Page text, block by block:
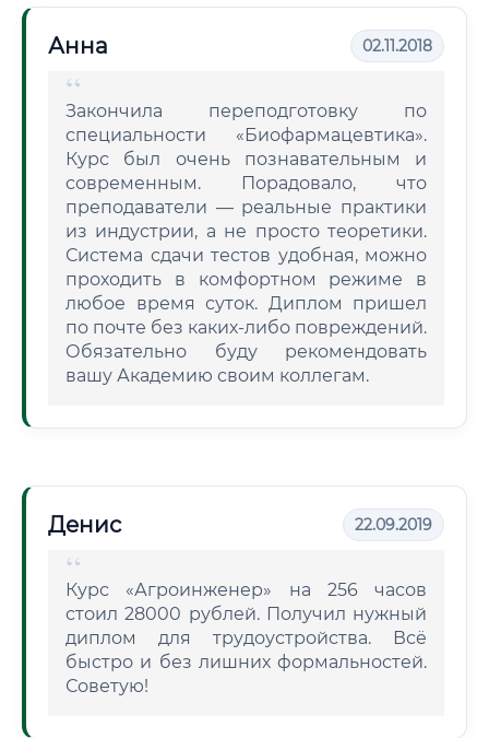
Анна 02.11.2018
Закончила переподготовку по
специальности «Биофармацевтика».
Курс был очень познавательным и
современным. Порадовало, что
преподаватели — реальные практики
из индустрии, а не просто теоретики.
Система сдачи тестов удобная, можно
проходить в комфортном режиме в
любое время суток. Диплом пришел
по почте без каких-либо повреждений.
Обязательно буду рекомендовать
вашу Академию своим коллегам.
Денис 22.09.2019
Курс «Агроинженер» на 256 часов
стоил 28000 рублей. Получил нужный
диплом для трудоустройства. Всё
быстро и без лишних формальностей.
Советую!